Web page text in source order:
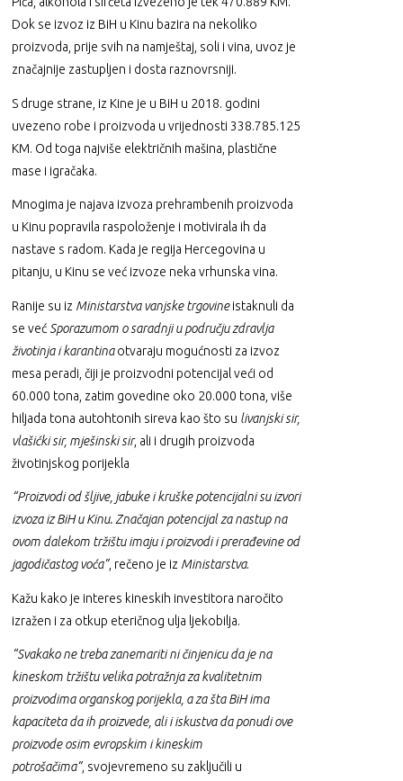
Dok se izvoz iz BiH u Kinu bazira na nekoliko
proizvoda, prije svih na namještaj, soli i vina, uvoz je
značajnije zastupljen i dosta raznovrsniji.
S druge strane, iz Kine je u BiH u 2018. godini
uvezeno robe i proizvoda u vrijednosti 338.785.125
KM. Od toga najviše električnih mašina, plastične
mase i igračaka.
Mnogima je najava izvoza prehrambenih proizvoda
u Kinu popravila raspoloženje i motivirala ih da
nastave s radom. Kada je regija Hercegovina u
pitanju, u Kinu se već izvoze neka vrhunska vina.
Ranije su iz Ministarstva vanjske trgovineistaknuli da
se već Sporazumom o saradnji u području zdravlja
životinja i karantinaotvaraju mogućnosti za izvoz
mesa peradi, čiji je proizvodni potencijal veći od
60.000 tona, zatim govedine oko 20.000 tona, više
hiljada tona autohtonih sireva kao što su livanjski sir,
vlašićki sir, mješinski sir, ali i drugih proizvoda
životinjskog porijekla
“Proizvodi od šljive, jabuke i kruške potencijalni su izvori
izvoza iz BiH u Kinu. Značajan potencijal za nastup na
ovom dalekom tržištu imaju i proizvodi i prerađevine od
jagodičastog voća”, rečeno je iz Ministarstva.
Kažu kako je interes kineskih investitora naročito
izražen i za otkup eteričnog ulja ljekobilja.
“Svakako ne treba zanemariti ni činjenicu da je na
kineskom tržištu velika potražnja za kvalitetnim
proizvodima organskog porijekla, a za šta BiH ima
kapaciteta da ih proizvede, ali i iskustva da ponudi ove
proizvode osim evropskim i kineskim
potrošačima”, svojevremeno su zaključili u